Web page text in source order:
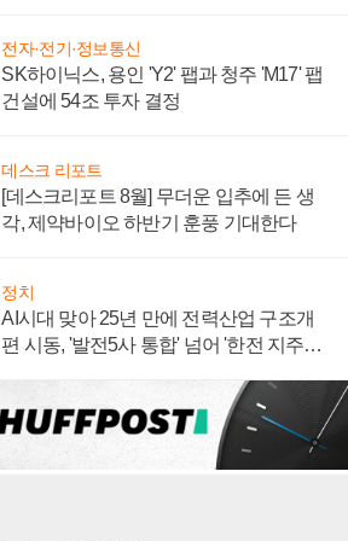
전자·전기·정보통신
SK하이닉스, 용인 'Y2' 팹과 청주 'M17' 팹
건설에 54조 투자 결정
데스크 리포트
[데스크리포트 8월] 무더운 입추에 든 생
각, 제약바이오 하반기 훈풍 기대한다
정치
AI시대 맞아 25년 만에 전력산업 구조개
편 시동, '발전5사 통합' 넘어 '한전 지주사'